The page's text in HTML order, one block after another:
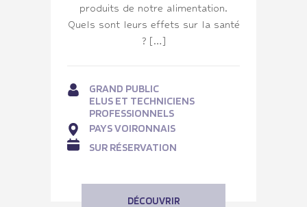
produits de notre alimentation.
Quels sont leurs effets sur la santé
? […]
GRAND PUBLIC
ELUS ET TECHNICIENS
PROFESSIONNELS
PAYS VOIRONNAIS
SUR RÉSERVATION
DÉCOUVRIR